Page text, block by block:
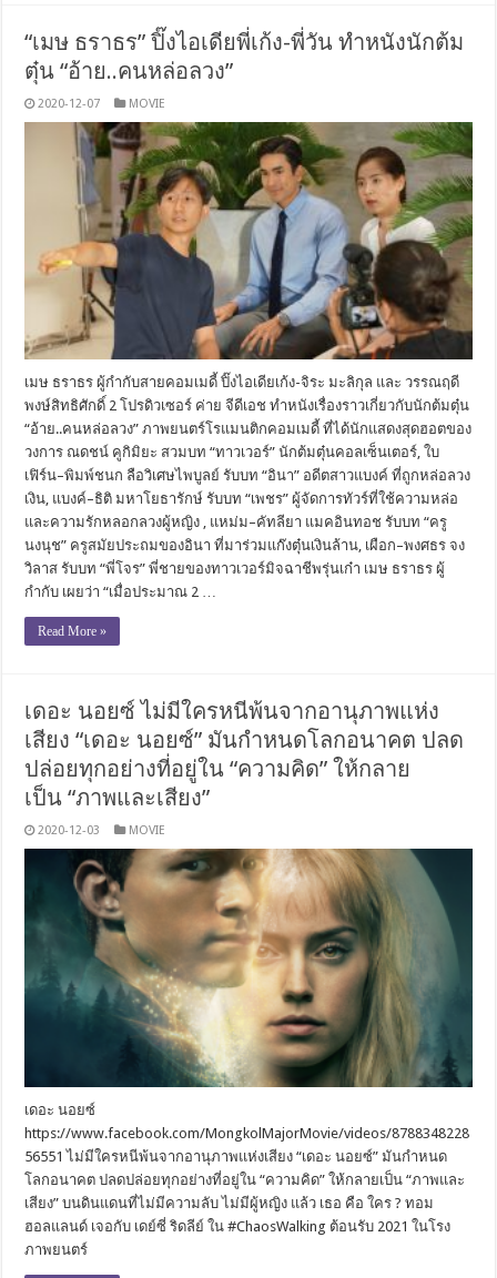
“เมษ ธราธร” ปิ๊งไอเดียพี่เก้ง-พี่วัน ทำหนังนักต้ม
ตุ๋น “อ้าย..คนหล่อลวง”
2020-12-07 MOVIE
เมษ ธราธร ผู้กำกับสายคอมเมดี้ ปิ๊งไอเดียเก้ง-จิระ มะลิกุล และ วรรณฤดี
พงษ์สิทธิศักดิ์ 2 โปรดิวเซอร์ ค่าย จีดีเอช ทำหนังเรื่องราวเกี่ยวกับนักต้มตุ๋น
“อ้าย..คนหล่อลวง” ภาพยนตร์โรแมนติกคอมเมดี้ ที่ได้นักแสดงสุดฮอตของ
วงการ ณดชน์ คูกิมิยะ สวมบท “ทาวเวอร์” นักต้มตุ๋นคอลเซ็นเตอร์, ใบ
เฟิร์น–พิมพ์ชนก ลือวิเศษไพบูลย์ รับบท “อินา” อดีตสาวแบงค์ ที่ถูกหล่อลวง
เงิน, แบงค์–ธิติ มหาโยธารักษ์ รับบท “เพชร” ผู้จัดการทัวร์ที่ใช้ความหล่อ
และความรักหลอกลวงผู้หญิง , แหม่ม–คัทลียา แมคอินทอช รับบท “ครู
นงนุช” ครูสมัยประถมของอินา ที่มาร่วมแก๊งตุ๋นเงินล้าน, เผือก–พงศธร จง
วิลาส รับบท “พี่โจร” พี่ชายของทาวเวอร์มิจฉาชีพรุ่นเก๋า เมษ ธราธร ผู้
กำกับ เผยว่า “เมื่อประมาณ 2 …
Read More »
เดอะ นอยซ์ ไม่มีใครหนีพ้นจากอานุภาพแห่ง
เสียง “เดอะ นอยซ์” มันกำหนดโลกอนาคต ปลด
ปล่อยทุกอย่างที่อยู่ใน “ความคิด” ให้กลาย
เป็น “ภาพและเสียง”
2020-12-03 MOVIE
เดอะ นอยซ์
https://www.facebook.com/MongkolMajorMovie/videos/8788348228
56551 ไม่มีใครหนีพ้นจากอานุภาพแห่งเสียง “เดอะ นอยซ์” มันกำหนด
โลกอนาคต ปลดปล่อยทุกอย่างที่อยู่ใน “ความคิด” ให้กลายเป็น “ภาพและ
เสียง” บนดินแดนที่ไม่มีความลับ ไม่มีผู้หญิง แล้ว เธอ คือ ใคร ? ทอม
ฮอลแลนด์ เจอกับ เดย์ซี่ ริดลีย์ ใน #ChaosWalking ต้อนรับ 2021 ในโรง
ภาพยนตร์